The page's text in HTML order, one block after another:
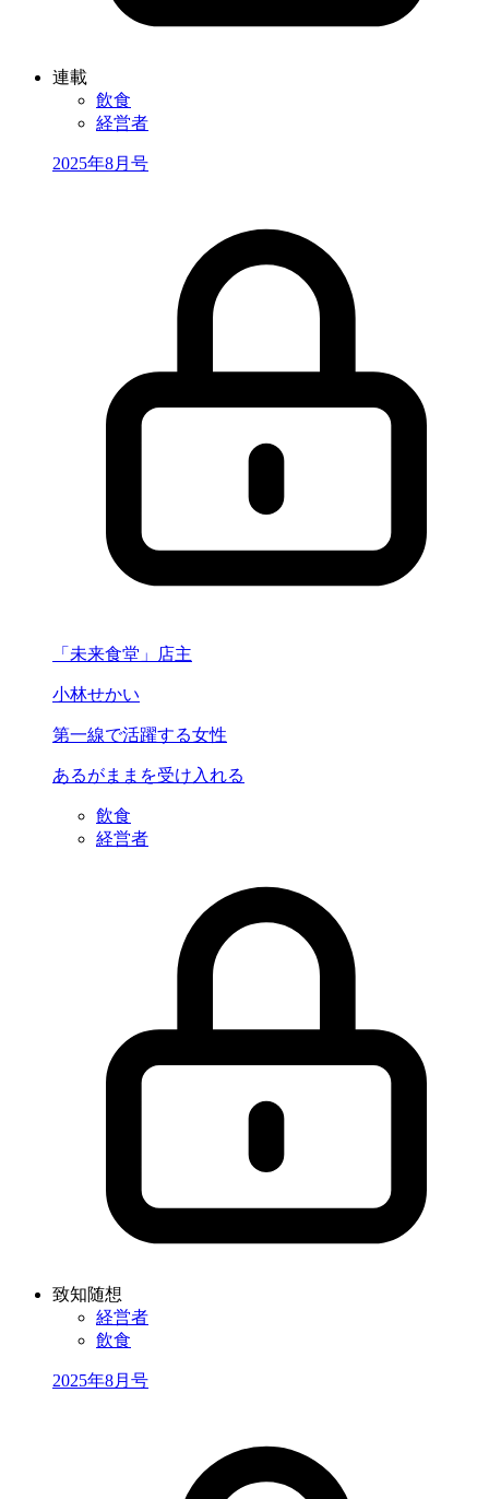
連載
飲食
経営者
2025年8月号
「未来食堂」店主
小林せかい
第一線で活躍する女性
あるがままを受け入れる
飲食
経営者
致知随想
経営者
飲食
2025年8月号